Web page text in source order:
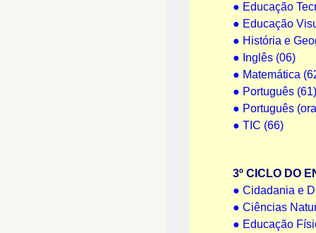
● Educação
● Educação
● História e
● Inglês (06)
● Matemática
● Português (61)
● Português
● TIC (66)
3º CICLO DO
● Cidadania e
● Ciências
● Educação